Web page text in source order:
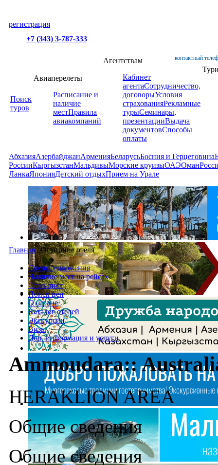
регистрация
+7 (343) 3-787-333
контактный
Поиск
туров
Авиаперелеты
Расписание и
наличие
местПравила
авиакомпаний
Агентствам
Кабинет
агентаСотрудничество,
договорыУсловия
страхованияРекламные
турыСеминары,
презентацииВыдача
документовСпособы
оплаты
АбхазияАзербайджанАрменияБеларусьБосния и Герцеговина
РоссииКыргызстанМальдивыМорские круизыОАЭОман
ЛанкаЯпонияДетский отдыхПрием на Урале
Главная /Описание отеля
Спецпредложения
Наличие мест на рейсах
Стоп-лист
Поиск цен
О стране
Каталог отелей
Экскурсии
Визы
Доп. информация и услуги
Ammoudara::
HERAKLION AREA
Общие сведения
Общие сведения